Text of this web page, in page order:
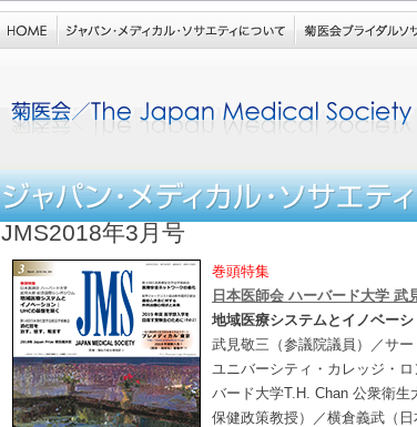
JMS2018年3月号
巻頭特集
日本医師会 ハーバード大学 武
地域医療システムとイノベーシ
武見敬三（参議院議員）／サ
ユニバーシティ・カレッジ・
バード大学T.H. Chan 公衆衛
保健政策教授）／横倉義武（